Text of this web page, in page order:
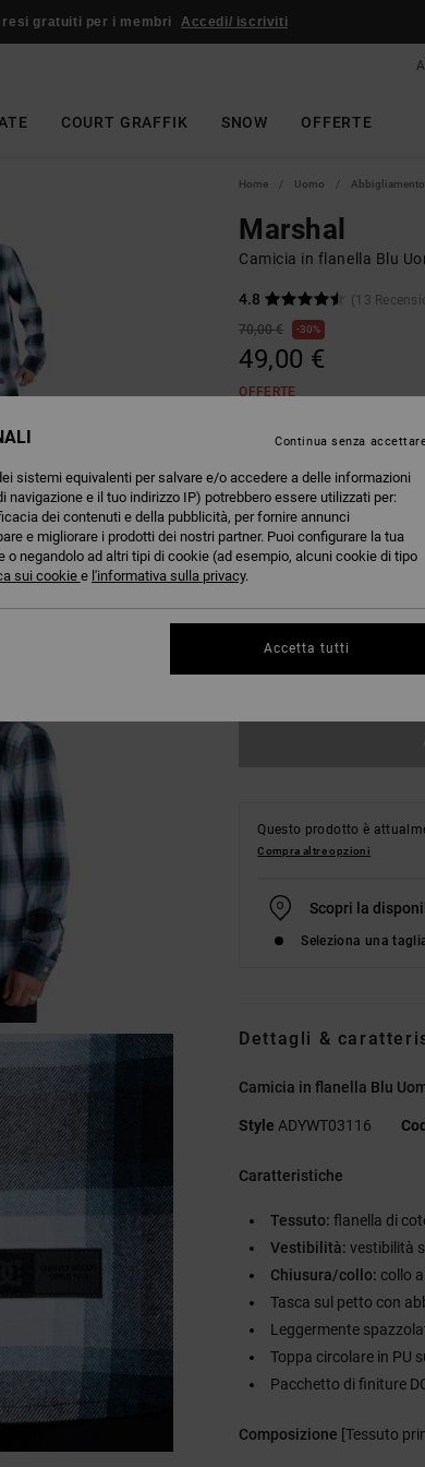
resi gratuiti per i membri Accedi/ iscriviti
COURT GRAFFIK SNOW OFFERTE
Home Uomo Abbigliamento
Marshal
Camicia in flanella Blu
4.8
(13
70,00 €
30%
49,00 €
OFFERTE
XS S M
Consulta la guida alle
Questo prodotto è
Compra altre opzioni
Scopri la
Seleziona una
Dettagli &
Camicia in flanella Blu
Style ADYWT03116
Caratteristiche
Tessuto: flanella di
Vestibilità: vestibilità
Chiusura/collo: collo
Tasca sul petto con
Leggermente
Toppa circolare in PU
Pacchetto di finiture
Composizione [Tessuto
sistemi equivalenti per salvare e/o accedere a delle informazioni
e il tuo indirizzo IP) potrebbero essere utilizzati per:
dei contenuti e della pubblicità, per fornire annunci
e migliorare i prodotti dei nostri partner. Puoi configurare la tua
negandolo ad altri tipi di cookie (ad esempio, alcuni cookie di tipo
sui cookie e l'informativa sulla privacy.
Continua senza
Accetta tutti